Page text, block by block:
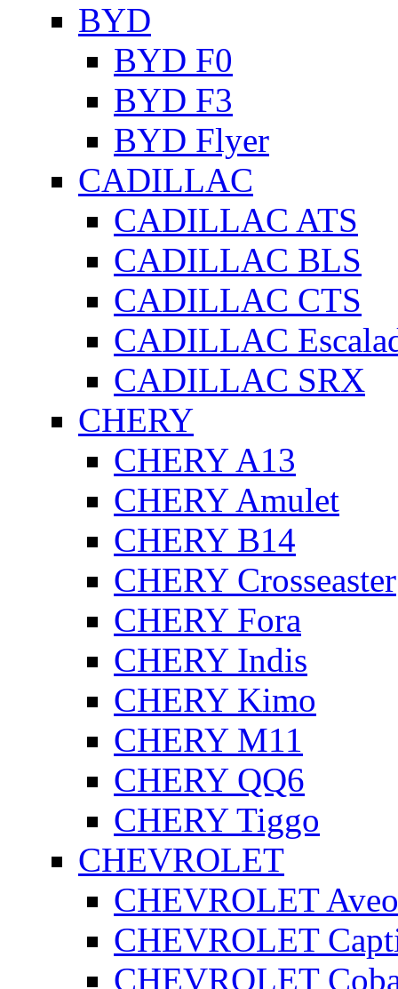
BYD
BYD F0
BYD F3
BYD Flyer
CADILLAC
CADILLAC ATS
CADILLAC BLS
CADILLAC CTS
CADILLAC
CADILLAC SRX
CHERY
CHERY A13
CHERY Amulet
CHERY B14
CHERY Crosseaster
CHERY Fora
CHERY Indis
CHERY Kimo
CHERY M11
CHERY QQ6
CHERY Tiggo
CHEVROLET
CHEVROLET Aveo
CHEVROLET
CHEVROLET